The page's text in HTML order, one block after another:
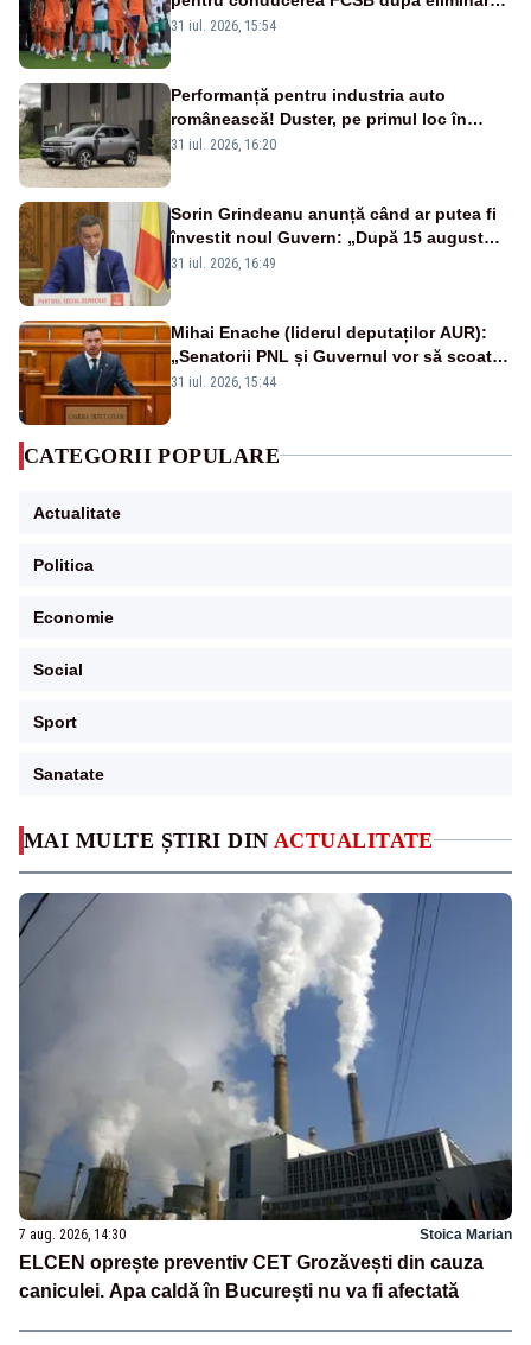
MAI MULTE ȘTIRI DIN ACTUALITATE
7 aug. 2026, 14:30 Stoica Marian
ELCEN oprește preventiv CET Grozăvești din cauza
caniculei. Apa caldă în București nu va fi afectată
rușinoasă din Conference League
31 iul. 2026, 15:54
Performanță pentru industria auto
românească! Duster, pe primul loc în
topul vânzărilor din Ucraina
31 iul. 2026, 16:20
Sorin Grindeanu anunță când ar putea fi
învestit noul Guvern: „După 15 august
sunt șanse mai mari”
31 iul. 2026, 16:49
Mihai Enache (liderul deputaților AUR):
„Senatorii PNL și Guvernul vor să scoată
la vânzare bunuri publice pentru a stinge
31 iul. 2026, 15:44
CATEGORII POPULARE
Actualitate
Politica
Economie
Social
Sport
Sanatate